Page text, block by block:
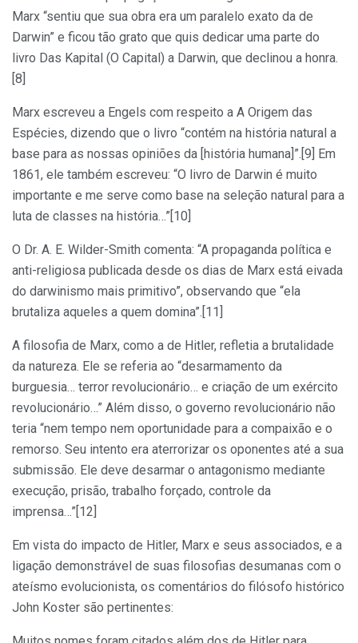
Marx “sentiu que sua obra era um paralelo exato da de
Darwin” e ficou tão grato que quis dedicar uma parte do
livro Das Kapital (O Capital) a Darwin, que declinou a honra.
[8]
Marx escreveu a Engels com respeito a A Origem das
Espécies, dizendo que o livro “contém na história natural a
base para as nossas opiniões da [história humana]”.[9] Em
1861, ele também escreveu: “O livro de Darwin é muito
importante e me serve como base na seleção natural para a
luta de classes na história…”[10]
O Dr. A. E. Wilder-Smith comenta: “A propaganda política e
anti-religiosa publicada desde os dias de Marx está eivada
do darwinismo mais primitivo”, observando que “ela
brutaliza aqueles a quem domina”.[11]
A filosofia de Marx, como a de Hitler, refletia a brutalidade
da natureza. Ele se referia ao “desarmamento da
burguesia… terror revolucionário… e criação de um exército
revolucionário…” Além disso, o governo revolucionário não
teria “nem tempo nem oportunidade para a compaixão e o
remorso. Seu intento era aterrorizar os oponentes até a sua
submissão. Ele deve desarmar o antagonismo mediante
execução, prisão, trabalho forçado, controle da
imprensa…”[12]
Em vista do impacto de Hitler, Marx e seus associados, e a
ligação demonstrável de suas filosofias desumanas com o
ateísmo evolucionista, os comentários do filósofo histórico
John Koster são pertinentes: